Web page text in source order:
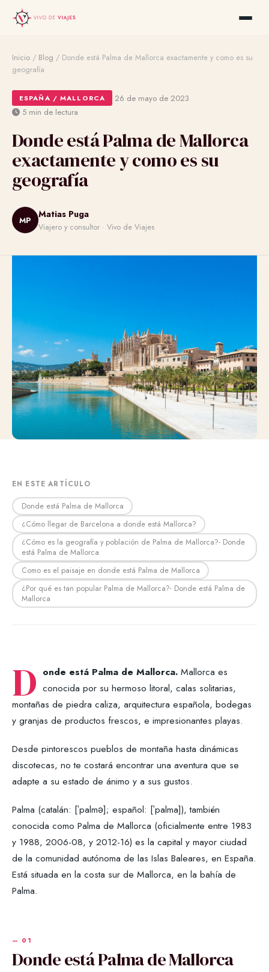
Inicio / Blog / Donde está Palma de Mallorca exactamente y como es su
geografía
ESPAÑA / MALLORCA 26 de mayo de 2023
5 min de lectura
Donde está Palma de Mallorca
exactamente y como es su
geografía
MP
Matias Puga
Viajero y consultor · Vivo de Viajes
EN ESTE ARTÍCULO
Donde está Palma de Mallorca
¿Cómo llegar de Barcelona a donde está Mallorca?
¿Cómo es la geografía y población de Palma de Mallorca?- Donde
está Palma de Mallorca
Como es el paisaje en donde está Palma de Mallorca
¿Por qué es tan popular Palma de Mallorca?- Donde está Palma de
Mallorca
D onde está Palma de Mallorca. Mallorca es
conocida por su hermoso litoral, calas solitarias,
montañas de piedra caliza, arquitectura española, bodegas
y granjas de productos frescos, e impresionantes playas.
Desde pintorescos pueblos de montaña hasta dinámicas
discotecas, no te costará encontrar una aventura que se
adapte a su estado de ánimo y a sus gustos.
Palma (catalán: [ˈpalmə]; español: [ˈpalma]), también
conocida como Palma de Mallorca (oficialmente entre 1983
y 1988, 2006-08, y 2012-16) es la capital y mayor ciudad
de la comunidad autónoma de las Islas Baleares, en España.
Está situada en la costa sur de Mallorca, en la bahía de
Palma.
Donde está Palma de Mallorca